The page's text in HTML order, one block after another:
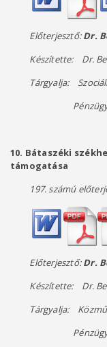
Előterjesztő:Dr.
Készítette: Dr.
Tárgyalja:
Pénzügyi és
10. Bátaszéki
támogatása
197. számú
Előterjesztő:Dr.
Készítette: Dr.
Tárgyalja:
Pénzügyi és